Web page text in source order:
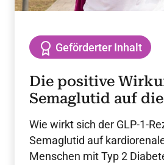
Geförderter Inhalt
Die positive
Semaglutid auf
Die Ergebnisse der
Studie
Wie wirkt sich der GLP-1-
Semaglutid auf
Menschen mit Typ 2